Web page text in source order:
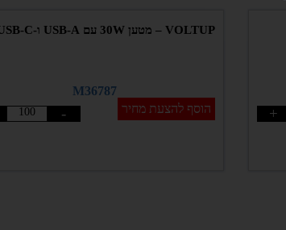
+
VOLTUP – מטען 30W עם USB-A ו-USB-C וכבל
M36787
- הוסף להצעת מחיר